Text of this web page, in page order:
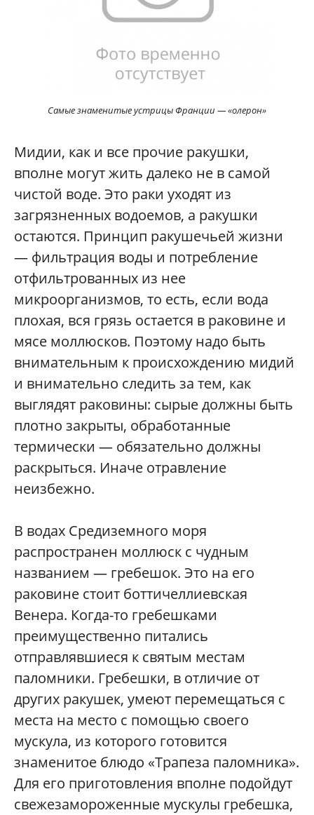
Самые знаменитые устрицы Франции — «олерон»
Мидии, как и все прочие ракушки,
вполне могут жить далеко не в самой
чистой воде. Это раки уходят из
загрязненных водоемов, а ракушки
остаются. Принцип ракушечьей жизни
— фильтрация воды и потребление
отфильтрованных из нее
микроорганизмов, то есть, если вода
плохая, вся грязь остается в раковине и
мясе моллюсков. Поэтому надо быть
внимательным к происхождению мидий
и внимательно следить за тем, как
выглядят раковины: сырые должны быть
плотно закрыты, обработанные
термически — обязательно должны
раскрыться. Иначе отравление
неизбежно.
В водах Средиземного моря
распространен моллюск с чудным
названием — гребешок. Это на его
раковине стоит боттичеллиевская
Венера. Когда-то гребешками
преимущественно питались
отправлявшиеся к святым местам
паломники. Гребешки, в отличие от
других ракушек, умеют перемещаться с
места на место с помощью своего
мускула, из которого готовится
знаменитое блюдо «Трапеза паломника».
Для его приготовления вполне подойдут
свежезамороженные мускулы гребешка,